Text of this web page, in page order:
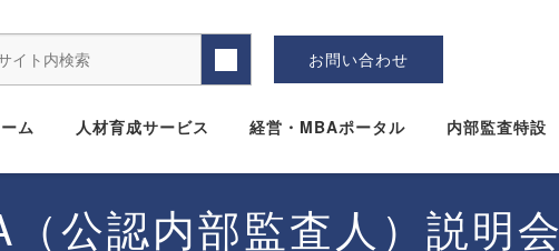
お問い合わせ
ム 人材育成サービス 経営・MBAポータル 内部監査特設
公認内部監査人）説明会